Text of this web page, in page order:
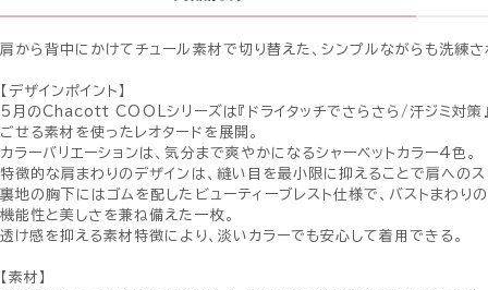
肩から背中にかけてチュール素材で切り替えた、シンプルながらも洗練
【デザインポイント】
5月のChacott COOLシリーズは『ドライタッチでさらさら/汗ジミ対策
ごせる素材を使ったレオタードを展開。
カラーバリエーションは、気分まで爽やかになるシャーベットカラー4色。
特徴的な肩まわりのデザインは、縫い目を最小限に抑えることで肩への
裏地の胸下にはゴムを配したビューティーブレスト仕様で、バストまわり
機能性と美しさを兼ね備えた一枚。
透け感を抑える素材特徴により、淡いカラーでも安心して着用できる。
【素材】